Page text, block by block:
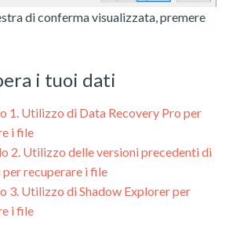
di conferma visualizzata, premere
i tuoi dati
1. Utilizzo di Data Recovery Pro per
i file
2. Utilizzo delle versioni precedenti di
recuperare i file
3. Utilizzo di Shadow Explorer per
i file